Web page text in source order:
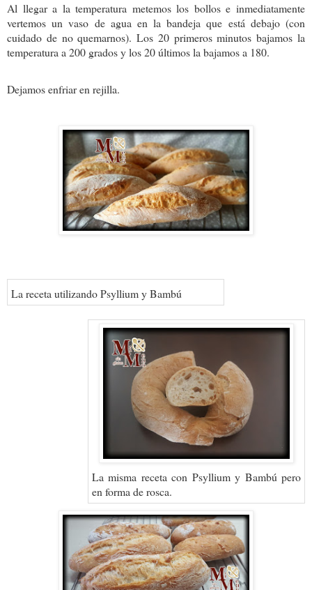
Al llegar a la temperatura metemos los bollos e inmediatamente
vertemos un vaso de agua en la bandeja que está debajo (con
cuidado de no quemarnos). Los 20 primeros minutos bajamos la
temperatura a 200 grados y los 20 últimos la bajamos a 180.
Dejamos enfriar en rejilla.
La receta utilizando Psyllium y Bambú
La misma receta con Psyllium y Bambú pero
en forma de rosca.